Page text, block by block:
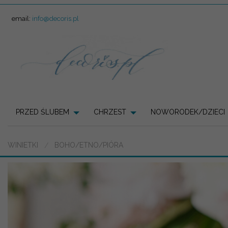
email: info@decoris.pl
PRZED ŚLUBEM CHRZEST NOWORODEK/DZIECI
WINIETKI BOHO/ETNO/PIÓRA